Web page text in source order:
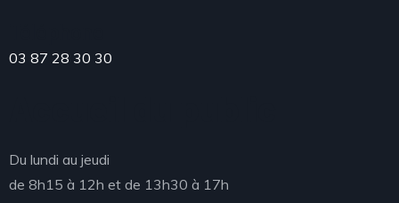
03 87 28 30 30
Du lundi au jeudi
de 8h15 à 12h et de 13h30 à 17h